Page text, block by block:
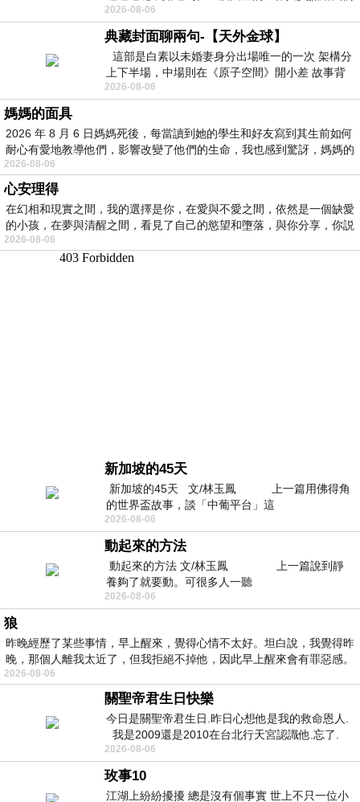
細賞。
2026-08-06
典藏封面聊兩句-【天外金球】
這部是白素以未婚妻身分出場唯一的一次 架構分
上下半場，中場則在《原子空間》開小差 故事背
景影射西藏境外流亡 地下組織
2026-08-06
媽媽的面具
2026 年 8 月 6 日媽媽死後，每當讀到她的學生和好友寫到其生前如何
耐心有愛地教導他們，影響改變了他們的生命，我也感到驚訝，媽媽的
2026-08-06
心安理得
在幻相和現實之間，我的選擇是你，在愛與不愛之間，依然是一個缺愛
的小孩，在夢與清醒之間，看見了自己的慾望和墮落，與你分享，你説
2026-08-06
新加坡的45天
新加坡的45天 文/林玉鳳 上一篇用佛得角
的世界盃故事，談「中葡平台」這
2026-08-06
動起來的方法
動起來的方法 文/林玉鳳 上一篇說到靜
養夠了就要動。可很多人一聽
2026-08-06
狼
昨晚經歷了某些事情，早上醒來，覺得心情不太好。坦白說，我覺得昨
晚，那個人離我太近了，但我拒絕不掉他，因此早上醒來會有罪惡感。
2026-08-06
關聖帝君生日快樂
今日是關聖帝君生日.昨日心想他是我的救命恩人.
我是2009還是2010在台北行天宮認識他.忘了.
一個奇摩交友的網友學
2026-08-06
玫事10
江湖上紛紛擾擾 總是沒有個事實 世上不只一位小